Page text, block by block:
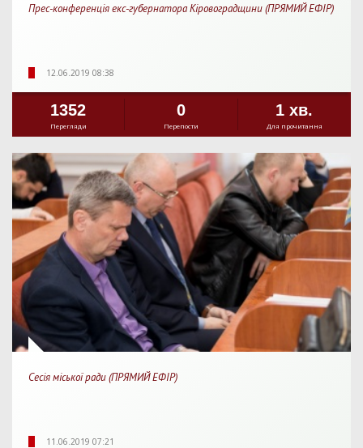
Прес-конференція екс-губернатора Кіровоградщини (ПРЯМИЙ ЕФІР)
12.06.2019 08:38
1352
Перегляди
0
Перепости
1 хв.
Для прочитання
Сесія міської ради (ПРЯМИЙ ЕФІР)
11.06.2019 07:21